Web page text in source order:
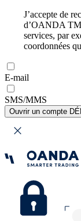
J’accepte de
d’OANDA
services, par
coordonnées
E-mail
SMS/MMS
Ouvrir un compte